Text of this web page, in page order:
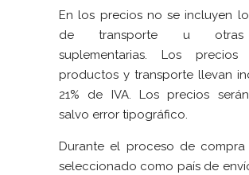
En los precios no se incluyen
de transporte u otras
suplementarias. Los
productos y transporte llevan
21% de IVA. Los precios
salvo error tipográfico.
Durante el proceso de
seleccionado como país de